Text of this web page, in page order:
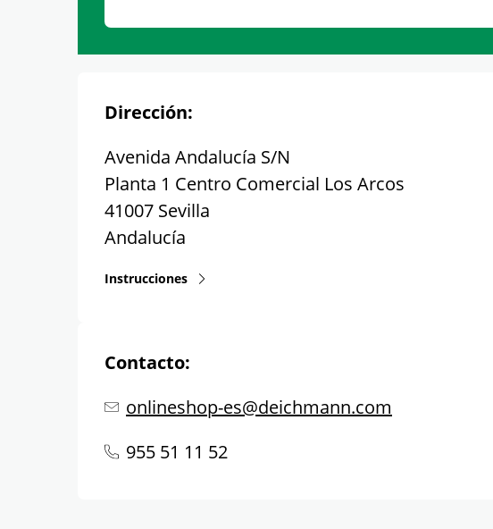
Dirección:
Avenida Andalucía S/N
Planta 1 Centro Comercial Los Arcos
41007 Sevilla
Andalucía
Instrucciones
Contacto:
onlineshop-es@deichmann.com
955 51 11 52